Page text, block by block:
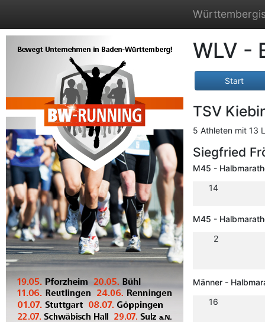
WLV -
Start
TSV
5 Athleten mit 13
Siegfried
M45 -
14
M45 -
2
Männer -
16